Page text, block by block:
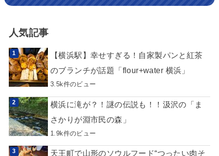
人気記事
【横浜駅】幸せすぎる！自家製パンと紅茶
のブランチが話題「flour+water 横浜」
3.5k件のビュー
横浜に滝が？！謎の伝説も！！汲沢の「ま
さかりが淵市民の森」
1.9k件のビュー
天王町で山形のソウルフード“つったい肉そ